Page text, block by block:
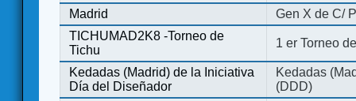
Madrid
Gen X de C/
TICHUMAD2K8 -Torneo de
Tichu
1 er Torneo
Kedadas (Madrid) de la Iniciativa
Día del Diseñador
Kedadas
(DDD)